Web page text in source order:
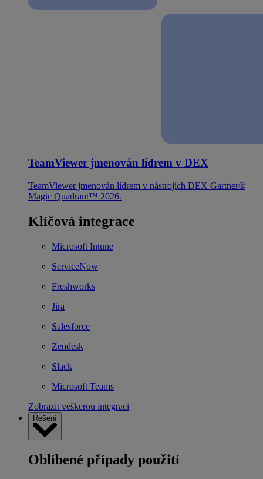
TeamViewer jmenován lídrem v DEX
TeamViewer jmenován lídrem v nástrojích DEX Gartner®
Magic Quadrant™ 2026.
Klíčová integrace
Microsoft Intune
ServiceNow
Freshworks
Jira
Salesforce
Zendesk
Slack
Microsoft Teams
Zobrazit veškerou integraci
Řešení
Oblíbené případy použití